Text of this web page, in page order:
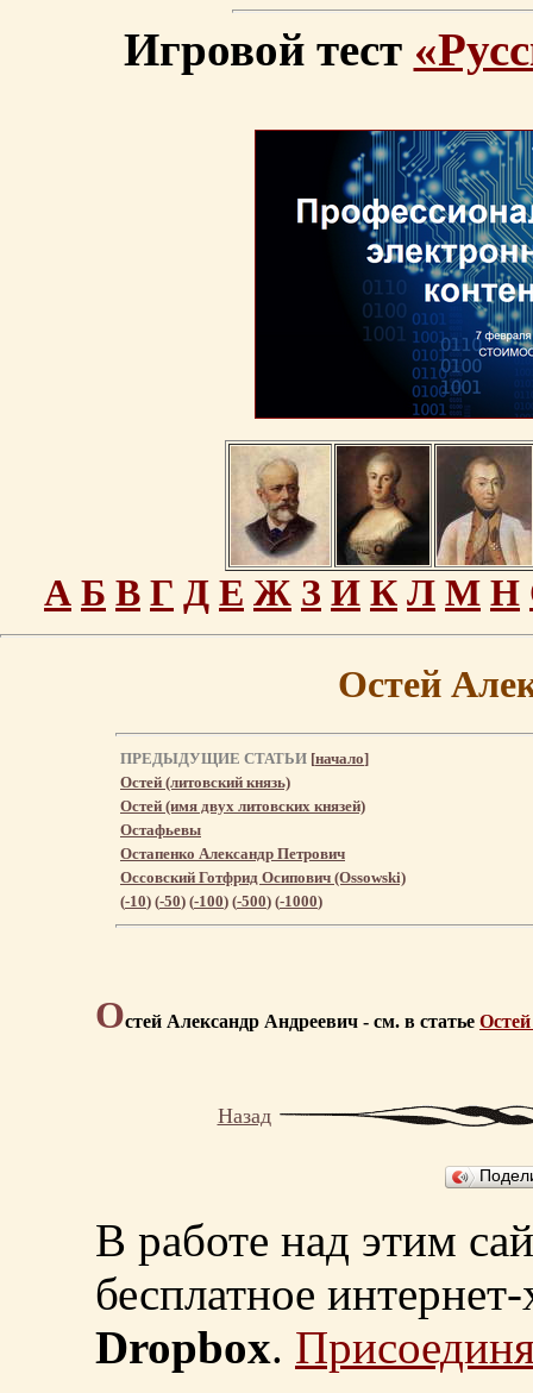
Игровой тест
А Б В Г Д Е Ж З И К Л М Н
Остей
ПРЕДЫДУЩИЕ СТАТЬИ [начало]
Остей (литовский князь)
Остей (имя двух литовских князей)
Остафьевы
Остапенко Александр Петрович
Оссовский Готфрид Осипович (Ossowski)
(-10) (-50) (-100) (-500) (-1000)
Остей Александр Андреевич - см. в статье
Назад
В работе над этим
бесплатное
Dropbox.